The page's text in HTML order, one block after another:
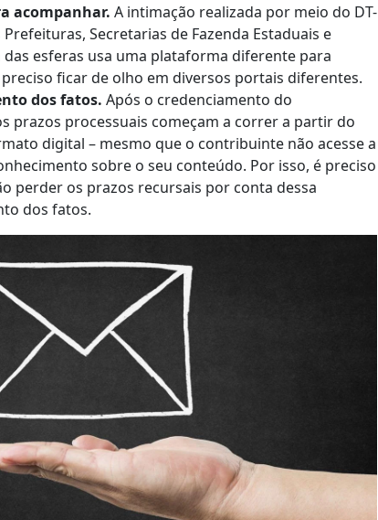
acompanhar. A intimação realizada por meio do DT-
Secretarias de Fazenda Estaduais e
das esferas usa uma plataforma diferente para
ficar de olho em diversos portais diferentes.
dos fatos. Após o credenciamento do
prazos processuais começam a correr a partir do
digital – mesmo que o contribuinte não acesse a
sobre o seu conteúdo. Por isso, é preciso
perder os prazos recursais por conta dessa
dos fatos.